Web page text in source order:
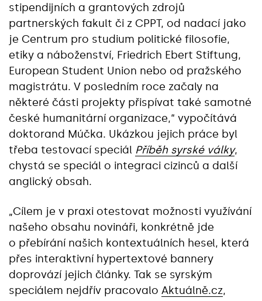
stipendijních a grantových zdrojů
partnerských fakult či z CPPT, od nadací jako
je Centrum pro studium politické filosofie,
etiky a náboženství, Friedrich Ebert Stiftung,
European Student Union nebo od pražského
magistrátu. V posledním roce začaly na
některé části projekty přispívat také samotné
české humanitární organizace,“ vypočítává
doktorand Múčka. Ukázkou jejich práce byl
třeba testovací speciál Příběh syrské války,
chystá se speciál o integraci cizinců a další
anglický obsah.
„Cílem je v praxi otestovat možnosti využívání
našeho obsahu novináři, konkrétně jde
o přebírání našich kontextuálních hesel, která
přes interaktivní hypertextové bannery
doprovází jejich články. Tak se syrským
speciálem nejdřív pracovalo Aktuálně.cz,